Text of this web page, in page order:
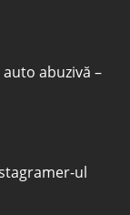
abuzivă –
ul